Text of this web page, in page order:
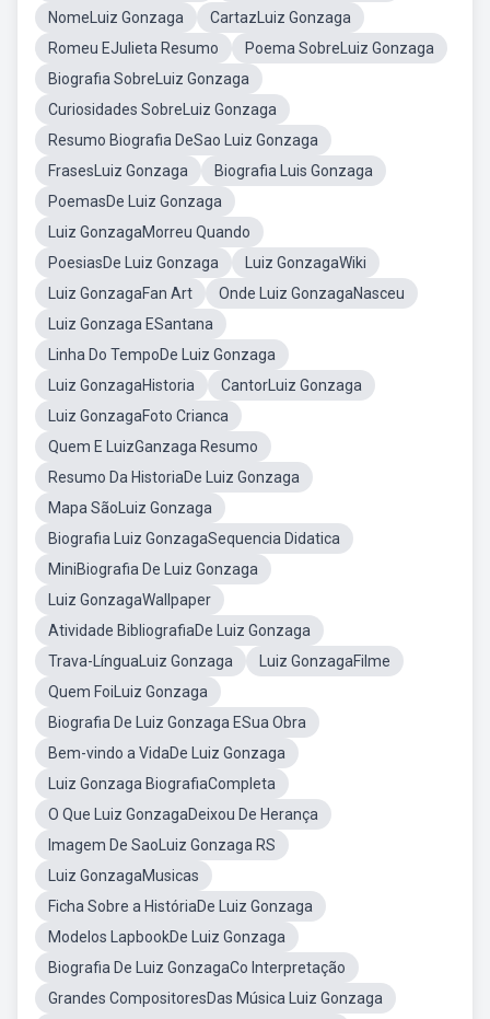
NomeLuiz Gonzaga
CartazLuiz Gonzaga
Romeu EJulieta Resumo
Poema SobreLuiz Gonzaga
Biografia SobreLuiz Gonzaga
Curiosidades SobreLuiz Gonzaga
Resumo Biografia DeSao Luiz Gonzaga
FrasesLuiz Gonzaga
Biografia Luis Gonzaga
PoemasDe Luiz Gonzaga
Luiz GonzagaMorreu Quando
PoesiasDe Luiz Gonzaga
Luiz GonzagaWiki
Luiz GonzagaFan Art
Onde Luiz GonzagaNasceu
Luiz Gonzaga ESantana
Linha Do TempoDe Luiz Gonzaga
Luiz GonzagaHistoria
CantorLuiz Gonzaga
Luiz GonzagaFoto Crianca
Quem E LuizGanzaga Resumo
Resumo Da HistoriaDe Luiz Gonzaga
Mapa SãoLuiz Gonzaga
Biografia Luiz GonzagaSequencia Didatica
MiniBiografia De Luiz Gonzaga
Luiz GonzagaWallpaper
Atividade BibliografiaDe Luiz Gonzaga
Trava-LínguaLuiz Gonzaga
Luiz GonzagaFilme
Quem FoiLuiz Gonzaga
Biografia De Luiz Gonzaga ESua Obra
Bem-vindo a VidaDe Luiz Gonzaga
Luiz Gonzaga BiografiaCompleta
O Que Luiz GonzagaDeixou De Herança
Imagem De SaoLuiz Gonzaga RS
Luiz GonzagaMusicas
Ficha Sobre a HistóriaDe Luiz Gonzaga
Modelos LapbookDe Luiz Gonzaga
Biografia De Luiz GonzagaCo Interpretação
Grandes CompositoresDas Música Luiz Gonzaga